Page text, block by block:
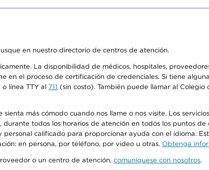
en nuestro directorio de centros de atención.
La disponibilidad de médicos, hospitales,
en el proceso de certificación de credenciales. Si tiene
línea TTY al 711 (sin costo). También puede llamar al
más cómodo cuando nos llame o nos visite. Los
todos los horarios de atención en todos los puntos
personal calificado para proporcionar ayuda con el idioma.
en persona, por teléfono, por video u otras. Obtenga
o un centro de atención, comuníquese con nosotros.